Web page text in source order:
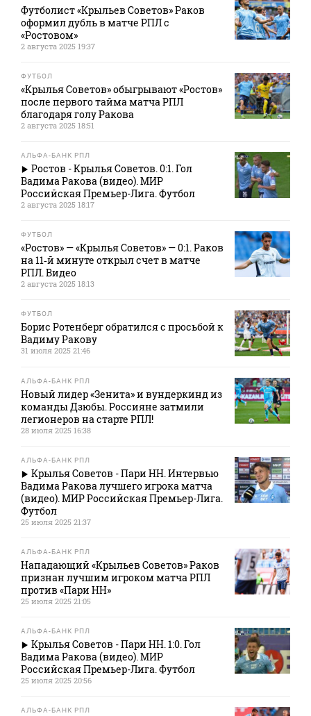
Футболист «Крыльев Советов» Раков
оформил дубль в матче РПЛ с
«Ростовом»
2 августа 2025 19:37
ФУТБОЛ
«Крылья Советов» обыгрывают «Ростов»
после первого тайма матча РПЛ
благодаря голу Ракова
2 августа 2025 18:51
АЛЬФА-БАНК РПЛ
Ростов - Крылья Советов. 0:1. Гол
Вадима Ракова (видео). МИР
Российская Премьер-Лига. Футбол
2 августа 2025 18:17
ФУТБОЛ
«Ростов» — «Крылья Советов» — 0:1. Раков
на 11‑й минуте открыл счет в матче
РПЛ. Видео
2 августа 2025 18:13
ФУТБОЛ
Борис Ротенберг обратился с просьбой к
Вадиму Ракову
31 июля 2025 21:46
АЛЬФА-БАНК РПЛ
Новый лидер «Зенита» и вундеркинд из
команды Дзюбы. Россияне затмили
легионеров на старте РПЛ!
28 июля 2025 16:38
АЛЬФА-БАНК РПЛ
Крылья Советов - Пари НН. Интервью
Вадима Ракова лучшего игрока матча
(видео). МИР Российская Премьер-Лига.
Футбол
25 июля 2025 21:37
АЛЬФА-БАНК РПЛ
Нападающий «Крыльев Советов» Раков
признан лучшим игроком матча РПЛ
против «Пари НН»
25 июля 2025 21:05
АЛЬФА-БАНК РПЛ
Крылья Советов - Пари НН. 1:0. Гол
Вадима Ракова (видео). МИР
Российская Премьер-Лига. Футбол
25 июля 2025 20:56
АЛЬФА-БАНК РПЛ